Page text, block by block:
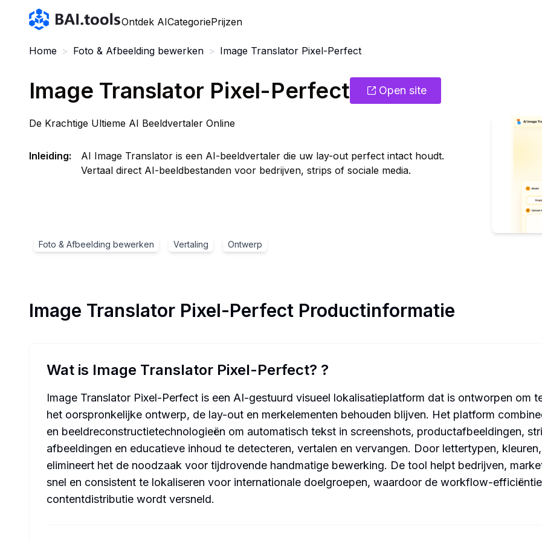
Bai.tools
Ontdek AICategoriePrijzen
Home > Foto & Afbeelding bewerken > Image Translator Pixel-Perfect
Image Translator Pixel-Perfect Open site
De Krachtige Ultieme AI Beeldvertaler Online
Inleiding:
AI Image Translator is een AI-beeldvertaler die uw lay-out perfect intact houdt.
Vertaal direct AI-beeldbestanden voor bedrijven, strips of sociale media.
Foto & Afbeelding bewerken Vertaling Ontwerp
Image Translator Pixel-Perfect Productinformatie
Wat is Image Translator Pixel-Perfect? ?
Image Translator Pixel-Perfect is een AI-gestuurd visueel lokalisatieplatform dat is ontworpen om
het oorspronkelijke ontwerp, de lay-out en merkelementen behouden blijven. Het platform
en beeldreconstructietechnologieën om automatisch tekst in screenshots, productafbeeldingen,
afbeeldingen en educatieve inhoud te detecteren, vertalen en vervangen. Door lettertypen,
elimineert het de noodzaak voor tijdrovende handmatige bewerking. De tool helpt bedrijven,
snel en consistent te lokaliseren voor internationale doelgroepen, waardoor de workflow-
contentdistributie wordt versneld.